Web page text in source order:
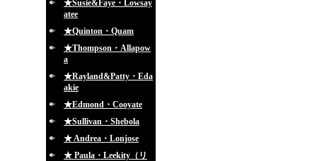
★Susie&Faye・Lowsay
atee
★Quinton・Quam
★Thompson・Allapow
a
★Rayland&Patty・Eda
akie
★Edmond・Cooyate
★Sullivan・Shebola
★ Andrea・Lonjose
★ Paula・Leekity（リ